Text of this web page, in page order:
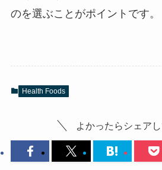
のを選ぶことがポイントです。
Health Foods
よかったらシェアし